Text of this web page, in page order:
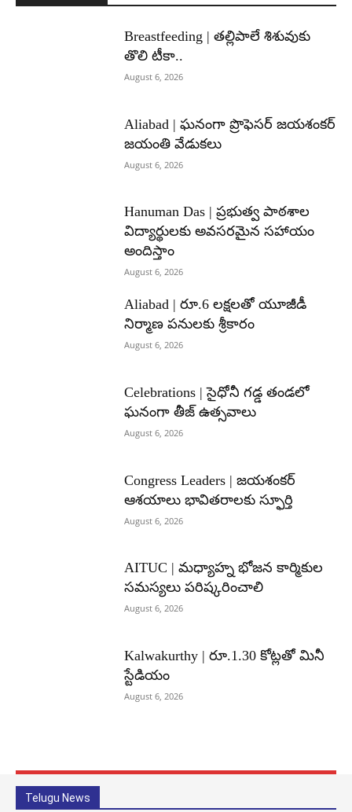
Breastfeeding | తల్లిపాలే శిశువుకు
తొలి టీకా..
August 6, 2026
Aliabad | ఘనంగా ప్రొఫెసర్ జయశంకర్
జయంతి వేడుకలు
August 6, 2026
Hanuman Das | ప్రభుత్వ పాఠశాల
విద్యార్థులకు అవసరమైన సహాయం
అందిస్తాం
August 6, 2026
Aliabad | రూ.6 లక్షలతో యూజీడీ
నిర్మాణ పనులకు శ్రీకారం
August 6, 2026
Celebrations | సైధోనీ గడ్డ తండలో
ఘనంగా తీజ్ ఉత్సవాలు
August 6, 2026
Congress Leaders | జయశంకర్
ఆశయాలు భావితరాలకు స్ఫూర్తి
August 6, 2026
AITUC | మధ్యాహ్న భోజన కార్మికుల
సమస్యలు పరిష్కరించాలి
August 6, 2026
Kalwakurthy | రూ.1.30 కోట్లతో మినీ
స్టేడియం
August 6, 2026
Telugu News